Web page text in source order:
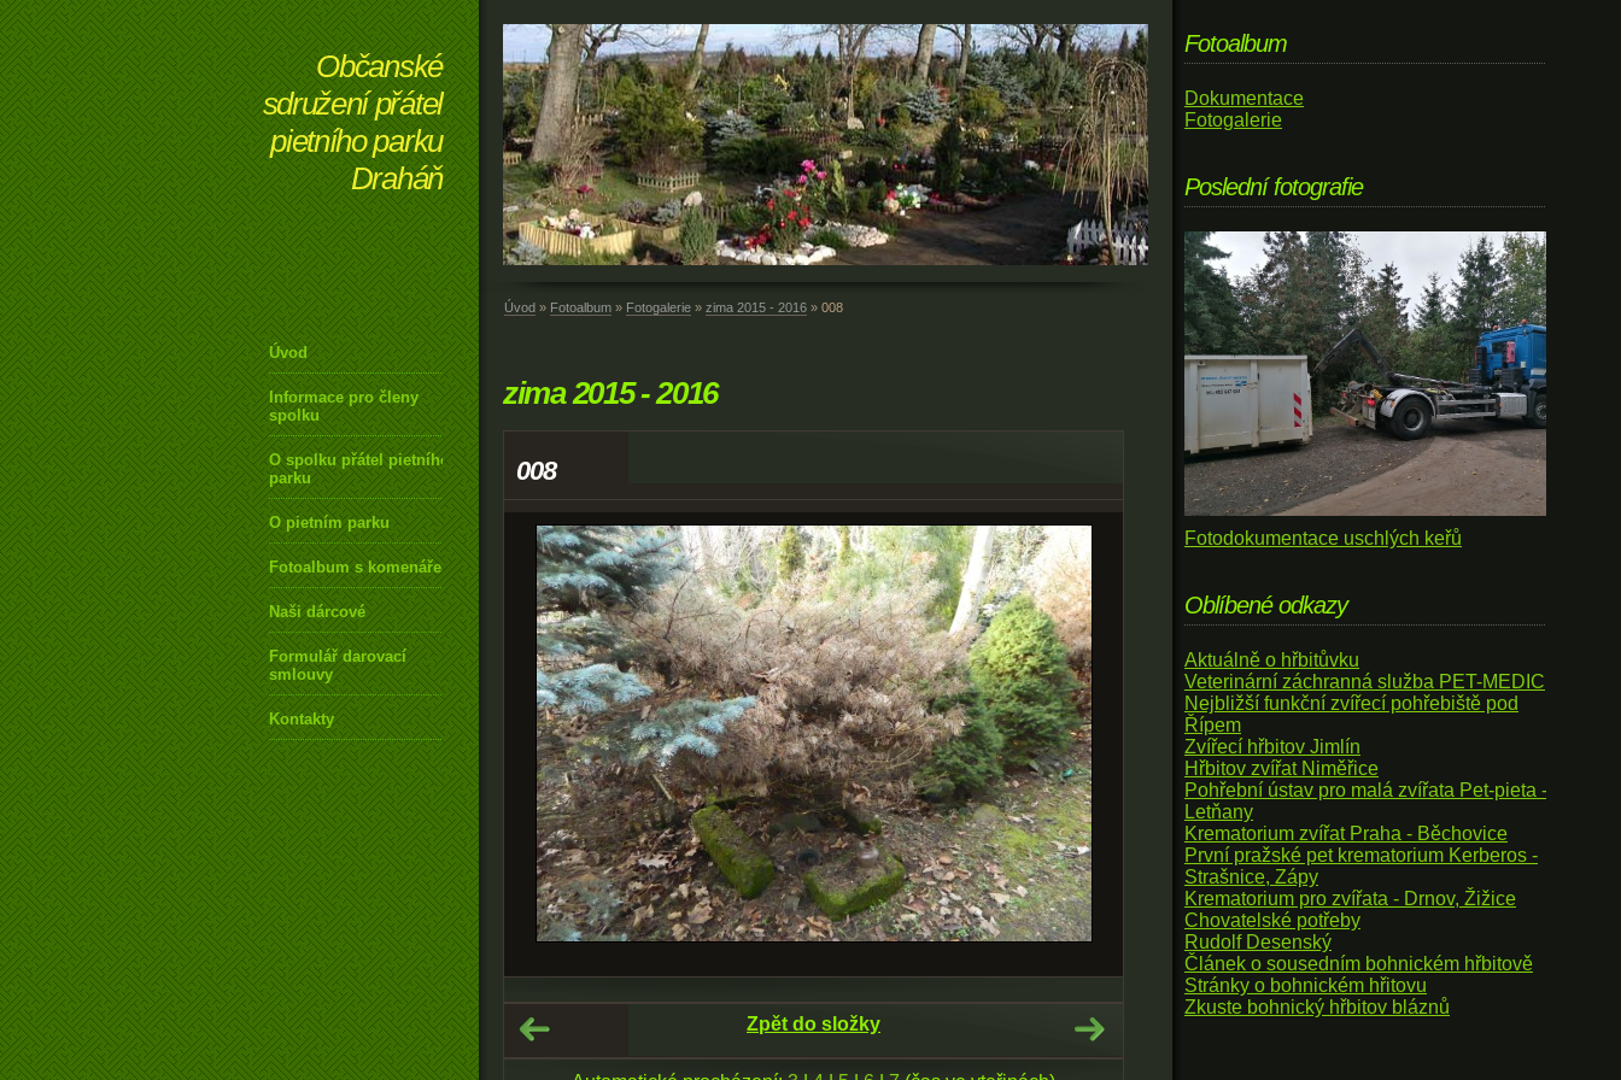
Občanské
sdružení přátel
pietního parku
Draháň
Úvod
Informace pro členy
spolku
O spolku přátel pietního
parku
O pietním parku
Fotoalbum s komenářem
Naši dárcové
Formulář darovací
smlouvy
Kontakty
Úvod » Fotoalbum » Fotogalerie » zima 2015 - 2016 » 008
zima 2015 - 2016
008
Zpět do složky
Fotoalbum
Dokumentace
Fotogalerie
Poslední fotografie
Fotodokumentace uschlých keřů
Oblíbené odkazy
Aktuálně o hřbitůvku
Veterinární záchranná služba PET-MEDIC
Nejbližší funkční zvířecí pohřebiště pod
Řípem
Zvířecí hřbitov Jimlín
Hřbitov zvířat Niměřice
Pohřební ústav pro malá zvířata Pet-pieta -
Letňany
Krematorium zvířat Praha - Běchovice
První pražské pet krematorium Kerberos -
Strašnice, Zápy
Krematorium pro zvířata - Drnov, Žižice
Chovatelské potřeby
Rudolf Desenský
Článek o sousedním bohnickém hřbitově
Stránky o bohnickém hřitovu
Zkuste bohnický hřbitov bláznů